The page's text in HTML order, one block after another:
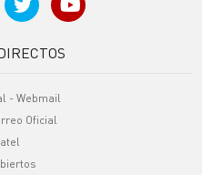
- Webmail
Oficial